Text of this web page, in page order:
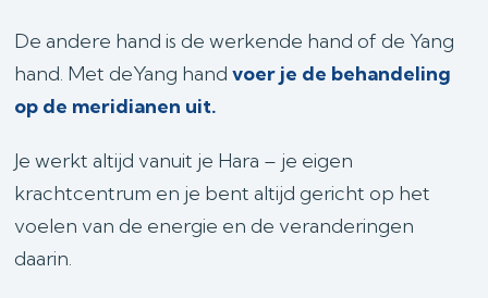
De andere hand is de werkende hand of de Yang
hand. Met deYang handvoer je de behandeling
op de meridianen uit.
Je werkt altijd vanuit je Hara – je eigen
krachtcentrum en je bent altijd gericht op het
voelen van de energie en de veranderingen
daarin.